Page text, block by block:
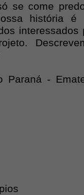
se come
história é
interessados
Paraná -